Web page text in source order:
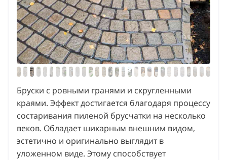
Бруски с ровными гранями и скругленными
краями. Эффект достигается благодаря процессу
состаривания пиленой брусчатки на несколько
веков. Обладает шикарным внешним видом,
эстетично и оригинально выглядит в
уложенном виде. Этому способствует